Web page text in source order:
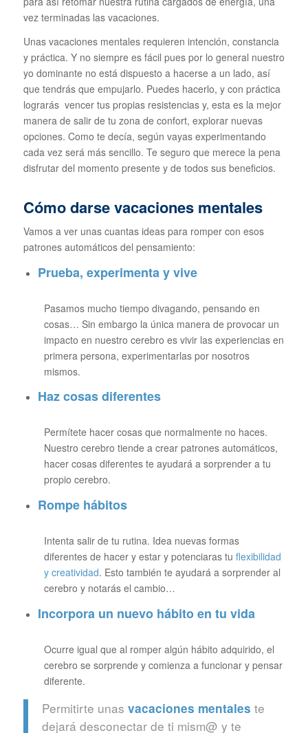
vez terminadas las vacaciones.
Unas vacaciones mentales requieren intención, constancia
y práctica. Y no siempre es fácil pues por lo general nuestro
yo dominante no está dispuesto a hacerse a un lado, así
que tendrás que empujarlo. Puedes hacerlo, y con práctica
lograrás vencer tus propias resistencias y, esta es la mejor
manera de salir de tu zona de confort, explorar nuevas
opciones. Como te decía, según vayas experimentando
cada vez será más sencillo. Te seguro que merece la pena
disfrutar del momento presente y de todos sus beneficios.
Cómo darse vacaciones mentales
Vamos a ver unas cuantas ideas para romper con esos
patrones automáticos del pensamiento:
Prueba, experimenta y vive
Pasamos mucho tiempo divagando, pensando en
cosas… Sin embargo la única manera de provocar un
impacto en nuestro cerebro es vivir las experiencias en
primera persona, experimentarlas por nosotros
mismos.
Haz cosas diferentes
Permítete hacer cosas que normalmente no haces.
Nuestro cerebro tiende a crear patrones automáticos,
hacer cosas diferentes te ayudará a sorprender a tu
propio cerebro.
Rompe hábitos
Intenta salir de tu rutina. Idea nuevas formas
diferentes de hacer y estar y potenciaras tu flexibilidad
y creatividad. Esto también te ayudará a sorprender al
cerebro y notarás el cambio…
Incorpora un nuevo hábito en tu vida
Ocurre igual que al romper algún hábito adquirido, el
cerebro se sorprende y comienza a funcionar y pensar
diferente.
Permitirte unas vacaciones mentales te
dejará desconectar de ti mism@ y te